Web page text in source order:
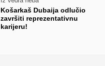
Košarkaš Dubaija odlučio
završiti reprezentativnu
karijeru!